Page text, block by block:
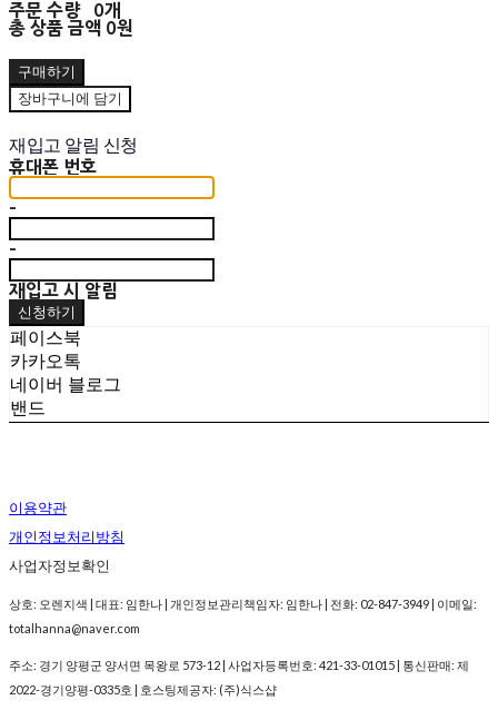
주문 수량
0개
총 상품 금액 0원
구매하기
장바구니에 담기
재입고 알림 신청
휴대폰 번호
-
-
재입고 시 알림
신청하기
페이스북
카카오톡
네이버 블로그
밴드
이용약관
개인정보처리방침
사업자정보확인
상호: 오렌지색 | 대표: 임한나 | 개인정보관리책임자: 임한나 | 전화: 02-847-3949 | 이메일:
totalhanna@naver.com
주소: 경기 양평군 양서면 목왕로 573-12 | 사업자등록번호: 421-33-01015 | 통신판매: 제
2022-경기양평-0335호 | 호스팅제공자: (주)식스샵